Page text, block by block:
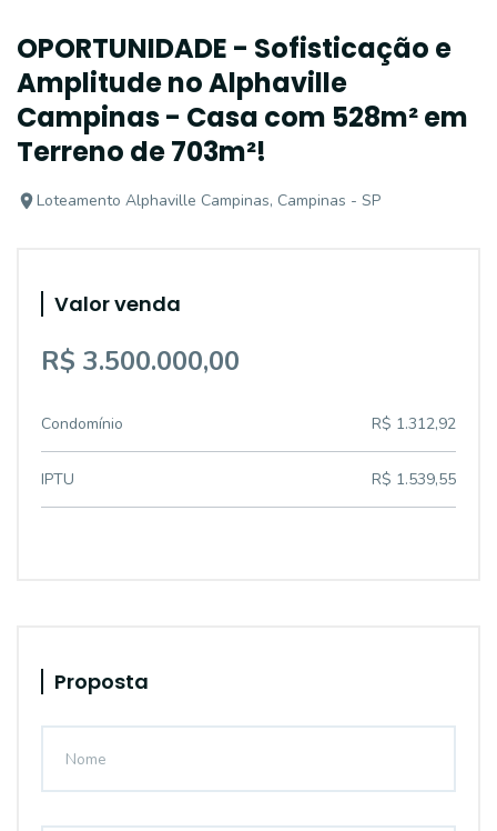
OPORTUNIDADE - Sofisticação e
Amplitude no Alphaville
Campinas - Casa com 528m² em
Terreno de 703m²!
Loteamento Alphaville Campinas, Campinas - SP
Valor venda
R$ 3.500.000,00
Condomínio R$ 1.312,92
IPTU R$ 1.539,55
Proposta